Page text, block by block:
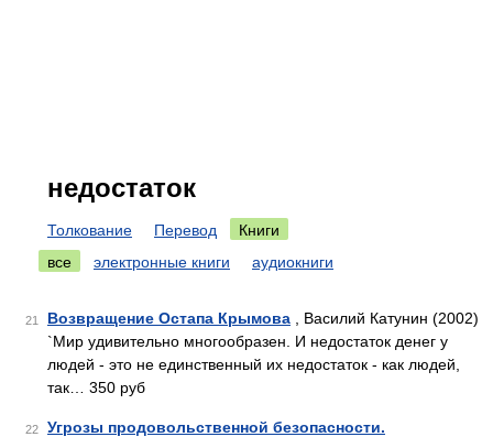
недостаток
Толкование Перевод
Книги
все
электронные книги аудиокниги
21 Возвращение Остапа Крымова , Василий Катунин (2002)
`Мир удивительно многообразен. И недостаток денег у
людей - это не единственный их недостаток - как людей,
так… 350 руб
22
Угрозы продовольственной безопасности.